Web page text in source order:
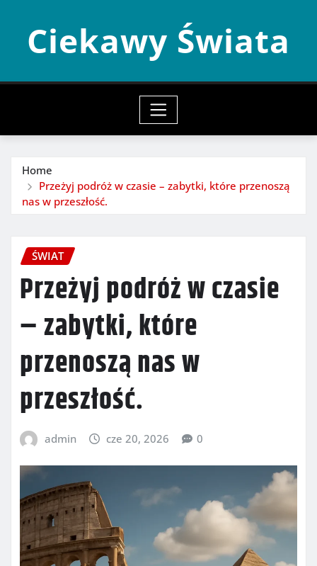
contentCiekawy Świata
Home
Przeżyj podróż w czasie – zabytki, które przenoszą
nas w przeszłość.
ŚWIAT
Przeżyj podróż w czasie
– zabytki, które
przenoszą nas w
przeszłość.
admin cze 20, 2026 0